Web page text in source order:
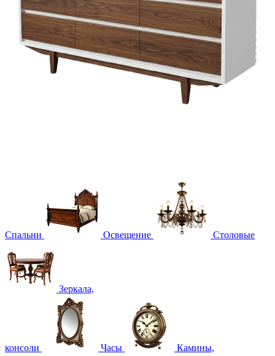
Спальни Освещение Столовые
Зеркала,
консоли Часы Камины,